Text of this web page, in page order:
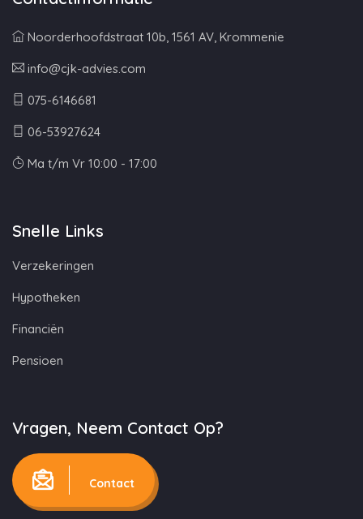
Noorderhoofdstraat 10b, 1561 AV, Krommenie
info@cjk-advies.com
075-6146681
06-53927624
Ma t/m Vr 10:00 - 17:00
Snelle Links
Verzekeringen
Hypotheken
Financiën
Pensioen
Vragen, Neem Contact Op?
Contact